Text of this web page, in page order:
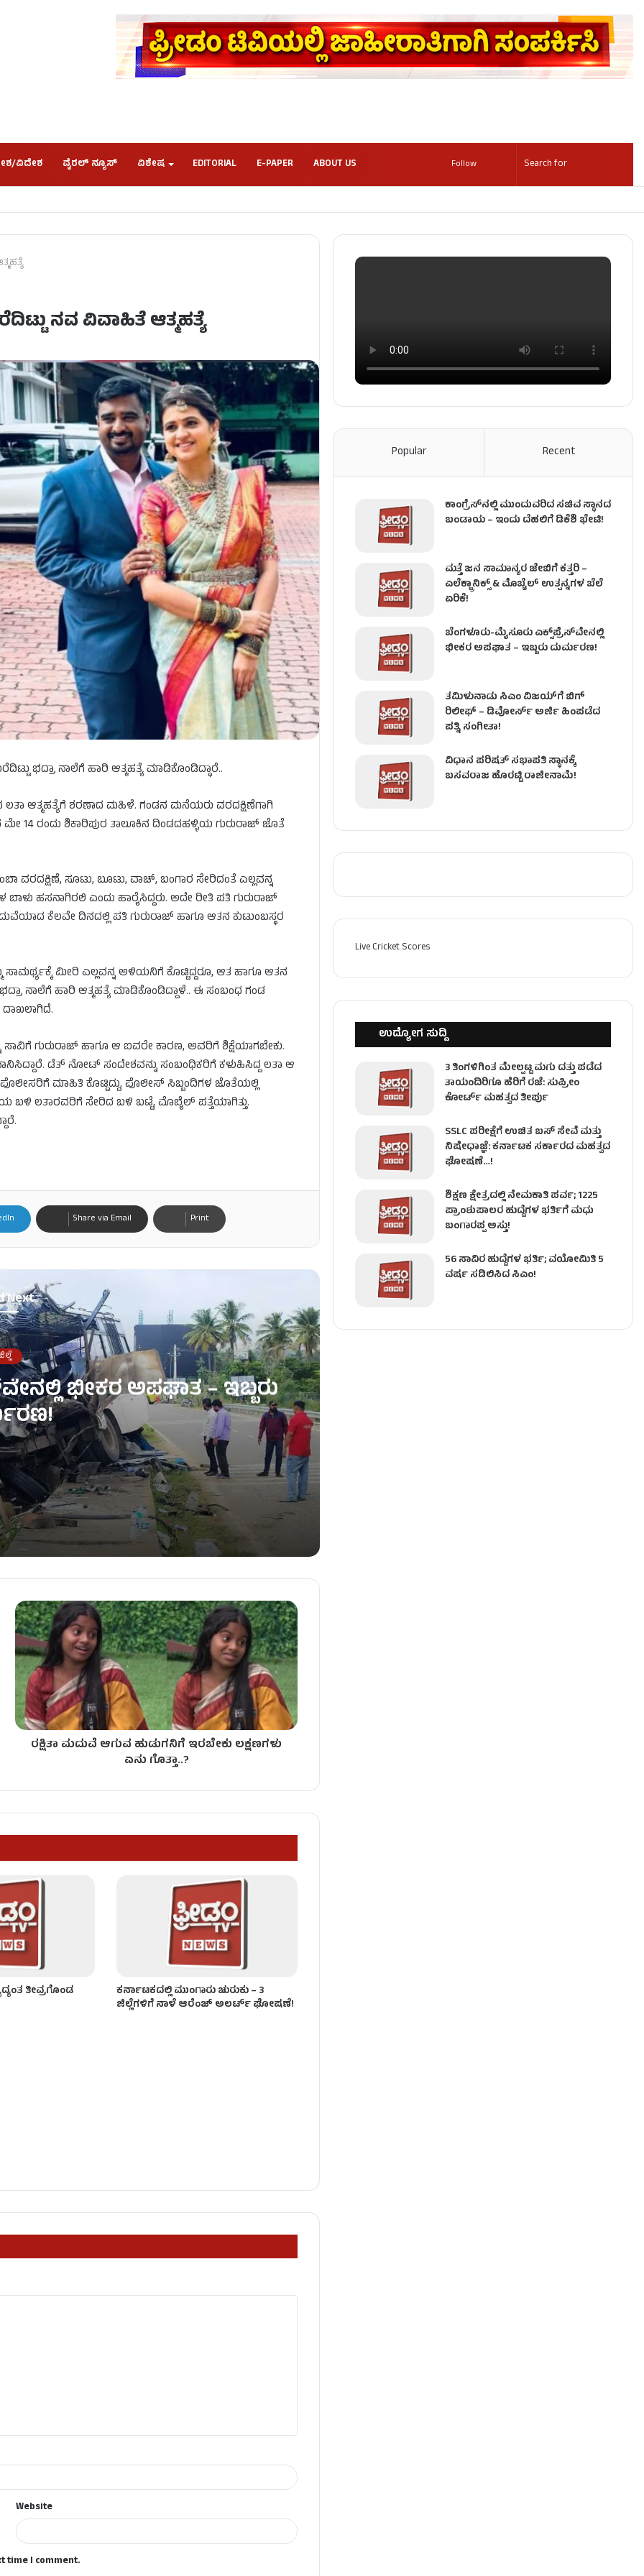
ವಿದೇಶ ವೈರಲ್ ನ್ಯೂಸ್ ವಿಶೇಷ EDITORIAL E-PAPER ABOUT US Follow
ನವ ವಿವಾಹಿತೆ ಆತ್ಮಹತ್ಯೆ
ಭದ್ರಾ ನಾಲೆಗೆ ಹಾರಿ ಆತ್ಮಹತ್ಯೆ ಮಾಡಿಕೊಂಡಿದ್ಧಾರೆ..
ಲತಾ ಆತ್ಮಹತ್ಯೆಗೆ ಶರಣಾದ ಮಹಿಳೆ. ಗಂಡನ ಮನೆಯರು ವರದಕ್ಷಿಣೆಗಾಗಿ
ಮೇ 14 ರಂದು ಶಿಕಾರಿಪುರ ತಾಲೂಕಿನ ದಿಂಡದಹಳ್ಳಿಯ ಗುರುರಾಜ್ ಜೊತೆ
ವರದಕ್ಷಿಣೆ, ಸೂಟು, ಬೂಟು, ವಾಚ್, ಬಂಗಾರ ಸೇರಿದಂತೆ ಎಲ್ಲವನ್ನ
ಹಸನಾಗಿರಲಿ ಎಂದು ಹಾರೈಸಿದ್ದರು. ಅದೇ ರೀತಿ ಪತಿ ಗುರುರಾಜ್
ಕೆಲವೇ ದಿನದಲ್ಲಿ ಪತಿ ಗುರುರಾಜ್ ಹಾಗೂ ಆತನ ಕುಟುಂಬಸ್ಥರ
ಸಾಮರ್ಥ್ಯಕ್ಕೆ ಮೀರಿ ಎಲ್ಲವನ್ನ ಅಳಿಯನಿಗೆ ಕೊಟ್ಟಿದ್ದರೂ, ಆತ ಹಾಗೂ ಆತನ
ನಾಲೆಗೆ ಹಾರಿ ಆತ್ಮಹತ್ಯೆ ಮಾಡಿಕೊಂಡಿದ್ದಾಳೆ.. ಈ ಸಂಬಂಧ ಗಂಡ
ಗುರುರಾಜ್ ಹಾಗೂ ಆ ಐವರೇ ಕಾರಣ, ಅವರಿಗೆ ಶಿಕ್ಷೆಯಾಗಬೇಕು.
ಡೆತ್​ ನೋಟ್​ ಸಂದೇಶವನ್ನು ಸಂಬಂಧಿಕರಿಗೆ ಕಳುಹಿಸಿದ್ದ ಲತಾ ಆ
ಮಾಹಿತಿ ಕೊಟ್ಟಿದ್ದು, ಪೊಲೀಸ್ ಸಿಬ್ಬಂದಿಗಳ ಜೊತೆಯಲ್ಲಿ
ಬಳಿ ಲತಾರವರಿಗೆ ಸೇರಿದ ಬಳಿ ಬಟ್ಟೆ, ಮೊಬೈಲ್ ಪತ್ತೆಯಾಗಿತ್ತು.
Share via Email Print
Next
ಭೀಕರ ಅಪಘಾತ – ಇಬ್ಬರು
ಇಬ್ಬರು ದುರ್ಮರಣ!
– ಇಬ್ಬರು ಅಧಿಕಾರಿಗಳು ಲಾಕ್​​!
ರಕ್ಷಿತಾ ಮದುವೆ ಆಗುವ ಹುಡುಗನಿಗೆ ಇರಬೇಕು ಲಕ್ಷಣಗಳು
ಏನು ಗೊತ್ತಾ..?
ತೀವ್ರಗೊಂಡ
ಕರ್ನಾಟಕದಲ್ಲಿ ಮುಂಗಾರು ಚುರುಕು – 3
ಜಿಲ್ಲೆಗಳಿಗೆ ನಾಳೆ ಆರೆಂಜ್​​ ಅಲರ್ಟ್​​ ಘೋಷಣೆ!
Website
time I comment.
Popular Recent
ಕಾಂಗ್ರೆಸ್​ನಲ್ಲಿ ಮುಂದುವರಿದ ಸಚಿವ ಸ್ಥಾನದ
ಬಂಡಾಯ – ಇಂದು ದೆಹಲಿಗೆ ಡಿಕೆಶಿ ಭೇಟಿ!
ಮತ್ತೆ ಜನ ಸಾಮಾನ್ಯರ ಜೇಬಿಗೆ ಕತ್ತರಿ –
ಎಲೆಕ್ಟ್ರಾನಿಕ್ಸ್ & ಮೊಬೈಲ್ ಉತ್ಪನ್ನಗಳ ಬೆಲೆ
ಏರಿಕೆ!
ಬೆಂಗಳೂರು-ಮೈಸೂರು ಎಕ್ಸ್‌ಪ್ರೆಸ್‌ವೇನಲ್ಲಿ
ಭೀಕರ ಅಪಘಾತ – ಇಬ್ಬರು ದುರ್ಮರಣ!
ತಮಿಳುನಾಡು ಸಿಎಂ ವಿಜಯ್‌ಗೆ ಬಿಗ್
ರಿಲೀಫ್ – ಡಿವೋರ್ಸ್ ಅರ್ಜಿ ಹಿಂಪಡೆದ
ಪತ್ನಿ ಸಂಗೀತಾ!
ವಿಧಾನ ಪರಿಷತ್ ಸಭಾಪತಿ ಸ್ಥಾನಕ್ಕೆ
ಬಸವರಾಜ ಹೊರಟ್ಟಿ ರಾಜೀನಾಮೆ!
Live Cricket Scores
ಉದ್ಯೋಗ ಸುದ್ದಿ
3 ತಿಂಗಳಿಗಿಂತ ಮೇಲ್ಪಟ್ಟ ಮಗು ದತ್ತು ಪಡೆದ
ತಾಯಂದಿರಿಗೂ ಹೆರಿಗೆ ರಜೆ: ಸುಪ್ರೀಂ
ಕೋರ್ಟ್ ಮಹತ್ವದ ತೀರ್ಪು
SSLC ಪರೀಕ್ಷೆಗೆ ಉಚಿತ ಬಸ್ ಸೇವೆ ಮತ್ತು
ನಿಷೇಧಾಜ್ಞೆ: ಕರ್ನಾಟಕ ಸರ್ಕಾರದ ಮಹತ್ವದ
ಘೋಷಣೆ…!
ಶಿಕ್ಷಣ ಕ್ಷೇತ್ರದಲ್ಲಿ ನೇಮಕಾತಿ ಪರ್ವ; 1225
ಪ್ರಾಂಶುಪಾಲರ ಹುದ್ದೆಗಳ ಭರ್ತಿಗೆ ಮಧು
ಬಂಗಾರಪ್ಪ ಅಸ್ತು!
56 ಸಾವಿರ ಹುದ್ದೆಗಳ ಭರ್ತಿ; ವಯೋಮಿತಿ 5
ವರ್ಷ ಸಡಿಲಿಸಿದ ಸಿಎಂ!